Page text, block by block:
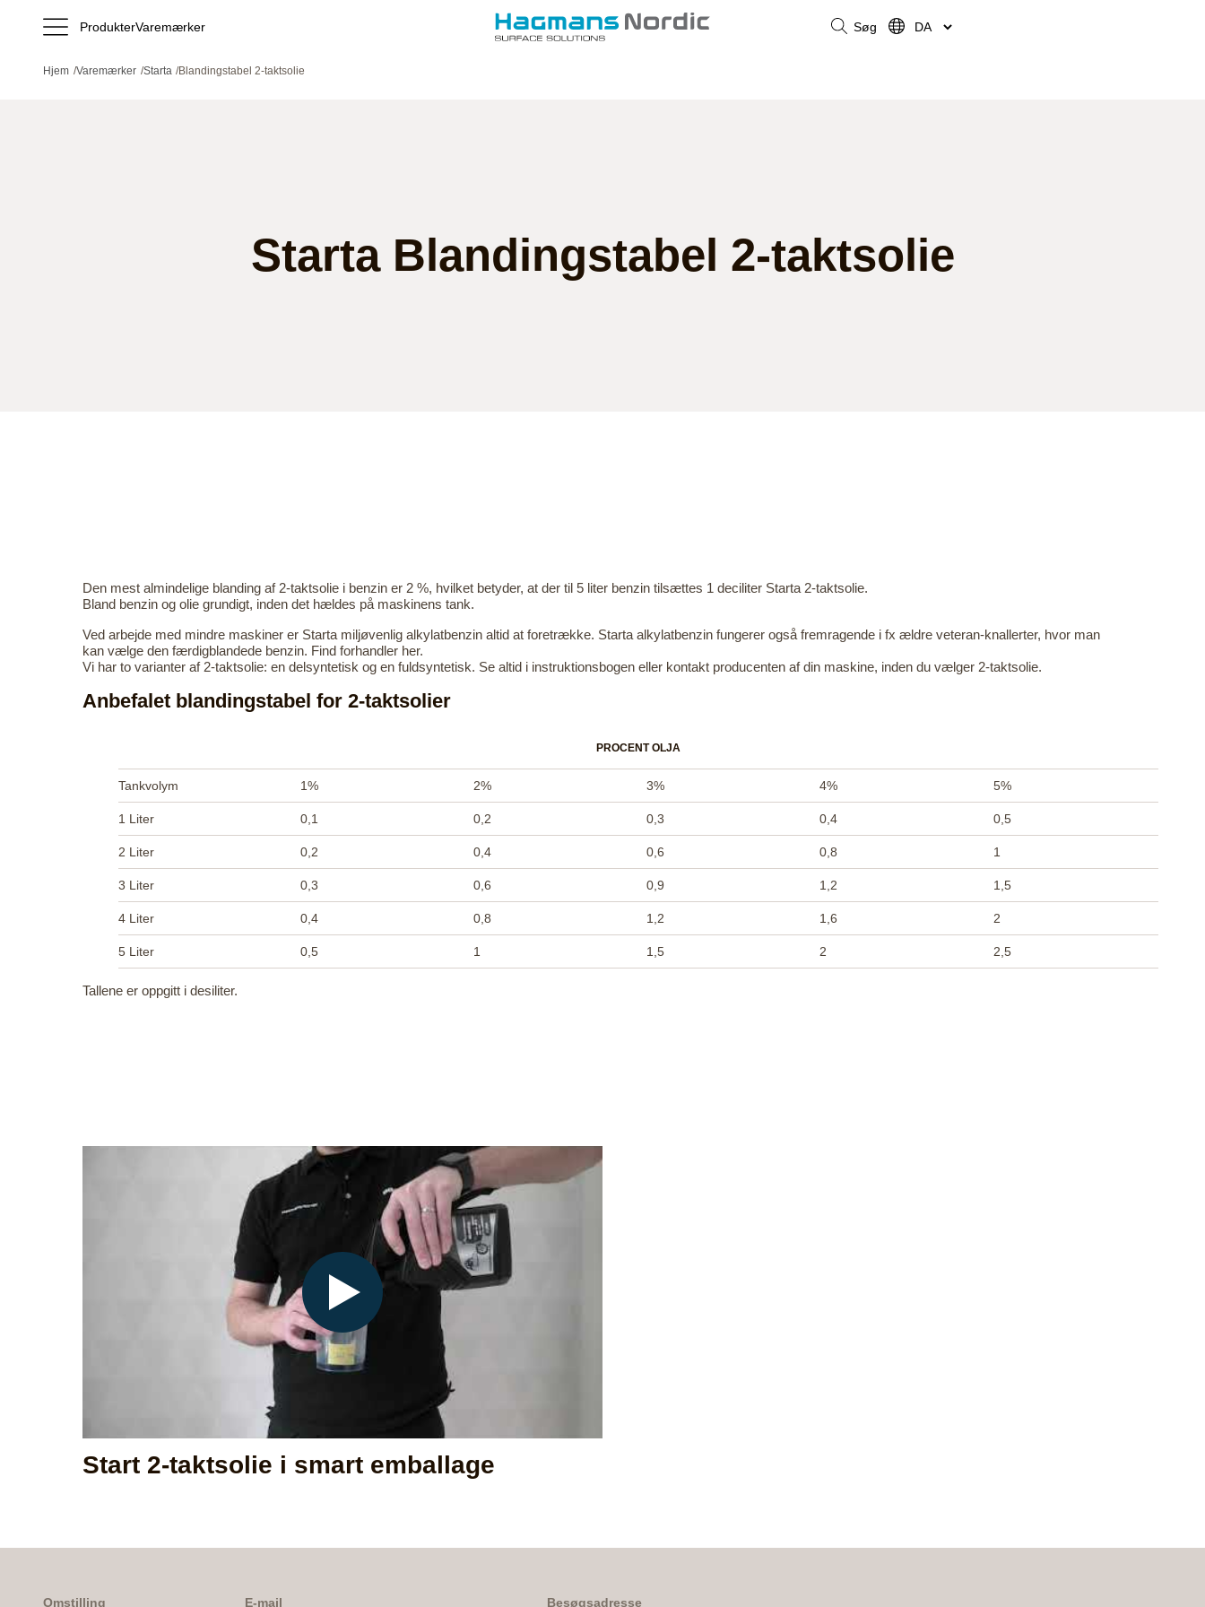
ProdukterVaremærker Søg
Hjem /Varemærker /Starta /Blandingstabel 2-taktsolie
Starta Blandingstabel 2-taktsolie
Den mest almindelige blanding af 2-taktsolie i benzin er 2 %, hvilket betyder, at der til 5 liter benzin tilsættes 1 deciliter Starta 2-taktsolie.
Bland benzin og olie grundigt, inden det hældes på maskinens tank.
Ved arbejde med mindre maskiner er Starta miljøvenlig alkylatbenzin altid at foretrække. Starta alkylatbenzin fungerer også fremragende i fx ældre veteran-knallerter, hvor man
kan vælge den færdigblandede benzin. Find forhandler her.
Vi har to varianter af 2-taktsolie: en delsyntetisk og en fuldsyntetisk. Se altid i instruktionsbogen eller kontakt producenten af din maskine, inden du vælger 2-taktsolie.
Anbefalet blandingstabel for 2-taktsolier
PROCENT OLJA
Tankvolym 1% 2% 3% 4% 5%
1 Liter 0,1 0,2 0,3 0,4 0,5
2 Liter 0,2 0,4 0,6 0,8 1
3 Liter 0,3 0,6 0,9 1,2 1,5
4 Liter 0,4 0,8 1,2 1,6 2
5 Liter 0,5 1 1,5 2 2,5
Tallene er oppgitt i desiliter.
Play
Start 2-taktsolie i smart emballage
Omstilling E-mail Besøgsadresse